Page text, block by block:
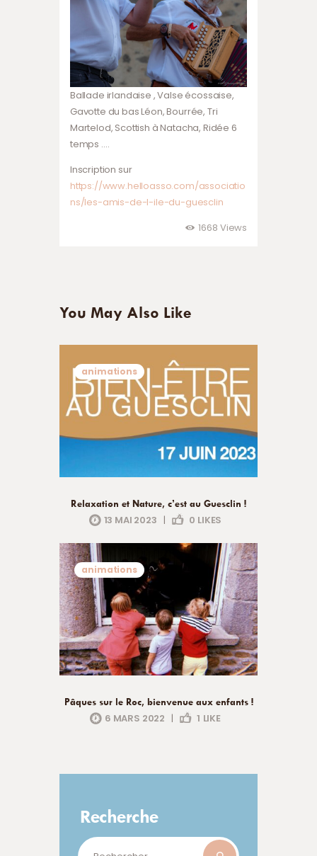
Ballade irlandaise , Valse écossaise,
Gavotte du bas Léon, Bourrée, Tri
Martelod, Scottish à Natacha, Ridée 6
temps ….
Inscription sur
https://www.helloasso.com/associatio
ns/les-amis-de-l-ile-du-guesclin
1668 Views
You May Also Like
animations
Relaxation et Nature, c’est au Guesclin !
13 MAI 2023 | 0 LIKES
animations
Pâques sur le Roc, bienvenue aux enfants !
6 MARS 2022 | 1 LIKE
Recherche
Rechercher :